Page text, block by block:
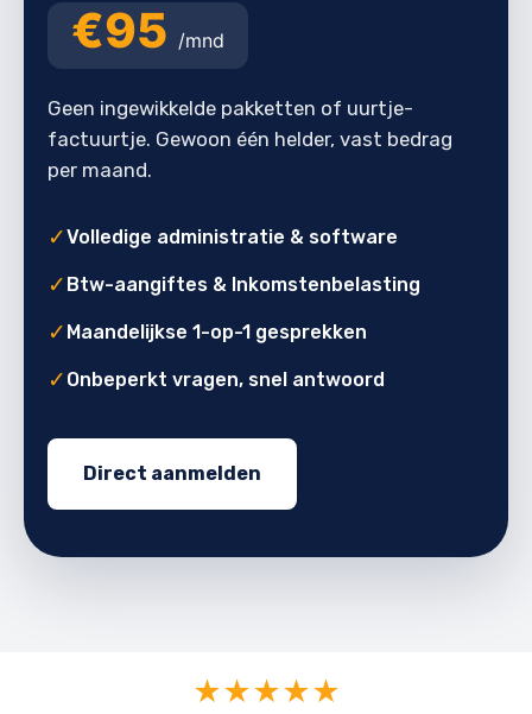
€95 /mnd
Geen ingewikkelde pakketten of uurtje-
factuurtje. Gewoon één helder, vast bedrag
per maand.
✓Volledige administratie & software
✓ Btw-aangiftes & Inkomstenbelasting
✓ Maandelijkse 1-op-1 gesprekken
✓ Onbeperkt vragen, snel antwoord
Direct aanmelden
★★★★★